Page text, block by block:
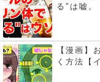
る”は嘘。
【漫画】
く方法【